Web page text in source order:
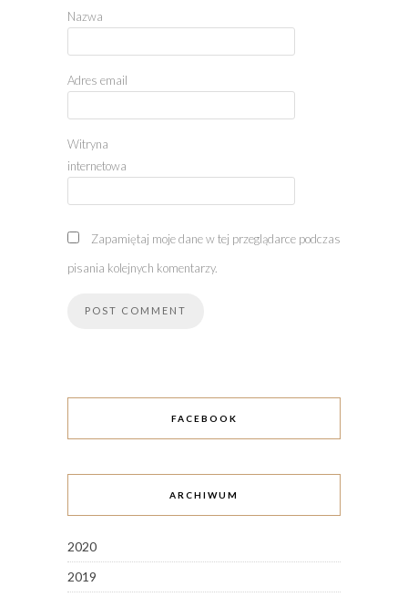
Nazwa
Adres email
Witryna
internetowa
Zapamiętaj moje dane w tej przeglądarce podczas
pisania kolejnych komentarzy.
FACEBOOK
ARCHIWUM
2020
2019